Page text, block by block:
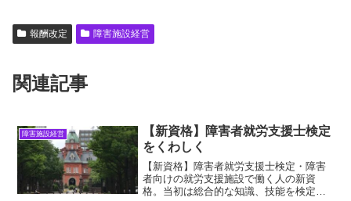
報酬改定 障害施設経営
関連記事
障害施設経営
【新資格】障害者就労支援士検定
をくわしく
【新資格】障害者就労支援士検定・障害
者向けの就労支援施設で働く人の新資
格。当初は総合的な知識、技能を検定す